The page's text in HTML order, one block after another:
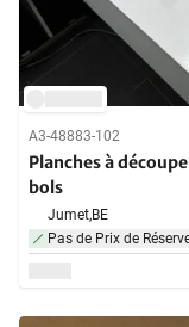
A3-48883-102
Planches à
bols
Jumet,BE
Pas de Prix de